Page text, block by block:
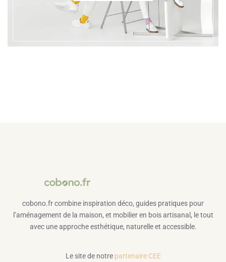
cobono.fr combine inspiration déco, guides pratiques pour
l’aménagement de la maison, et mobilier en bois artisanal, le tout
avec une approche esthétique, naturelle et accessible.
Le site de notre partenaire CEE